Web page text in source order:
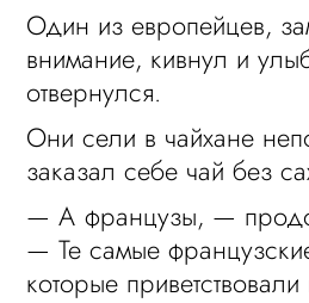
Один из европейцев,
внимание, кивнул и
отвернулся.
Они сели в чайхане
заказал себе чай без
— А французы, —
— Те самые
которые